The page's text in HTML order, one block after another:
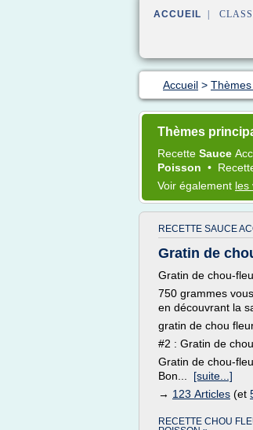
ACCUEIL |
Accueil >
Thèmes
Recette Sauce
Poisson •
Voir également les
RECETTE SAUCE
Gratin de
Gratin de chou-
750 grammes
en découvrant la
gratin de chou
#2 : Gratin de
Gratin de chou-
Bon... [suite...]
→ 123 Articles (et
RECETTE CHOU